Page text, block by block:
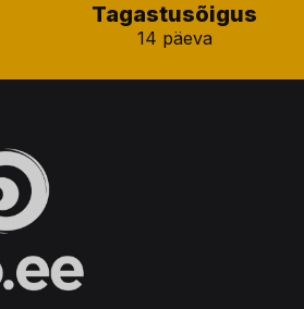
Tagastusõigus
14 päeva